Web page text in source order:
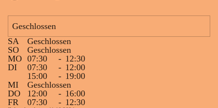
Geschlossen
SA
Geschlossen
SO
Geschlossen
MO 07:30 - 12:30
DI
07:30 - 12:00
15:00
- 19:00
MI
Geschlossen
DO
12:00 - 16:00
FR
07:30 - 12:30